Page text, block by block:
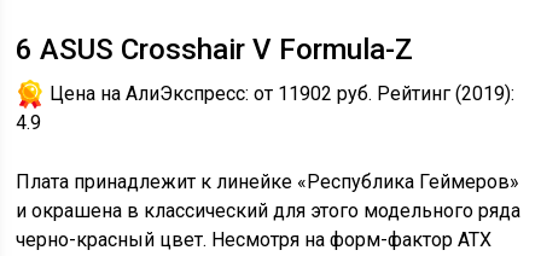
6 ASUS Crosshair V Formula-Z
Цена на АлиЭкспресс:от 11902 руб. Рейтинг (2019):
4.9
Плата принадлежит к линейке «Республика Геймеров»
и окрашена в классический для этого модельного ряда
черно-красный цвет. Несмотря на форм-фактор ATX